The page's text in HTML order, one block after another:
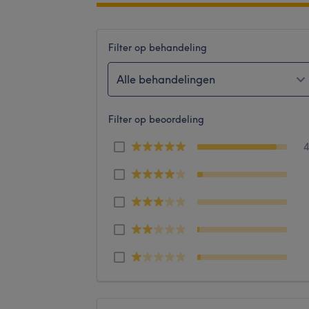
Filter op behandeling
Alle behandelingen
Filter op beoordeling